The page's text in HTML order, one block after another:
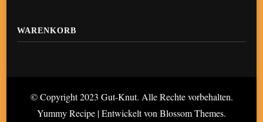
WARENKORB
© Copyright 2023 Gut-Knut. Alle Rechte vorbehalten.
Yummy Recipe | Entwickelt von Blossom Themes.